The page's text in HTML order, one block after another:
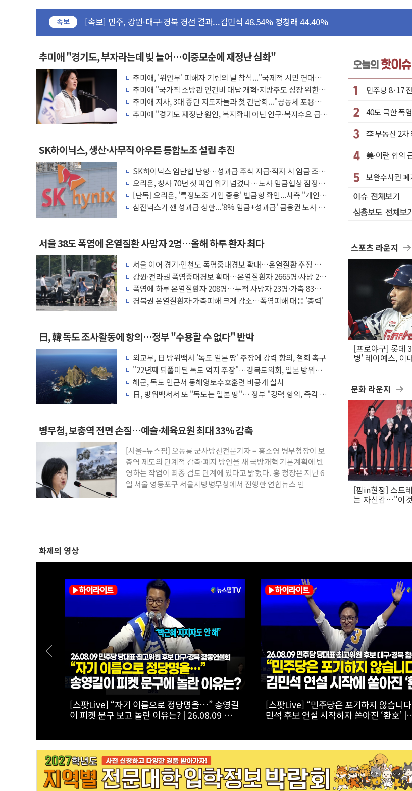
속보
[속보] 민주, 강원·대구·경북 경선 결과...김민석 48.54% 정청래 44.40%
[속보] 민주, 경북 경선 결과 발표...김민석 47.37% 정청래 45.71% 송영길 6.92%
[속보] 민주, 대구 경선 결과 발표...정청래 47.82% 김민석 46.35% 송영길 5.83%
[속보] 민주, 강원 경선 결과 발표...김민석 50.30% 정청래 41.94% 송영길 7.76%
정재헌 CEO, SKT 장기고객 400명 맞이…"마음 잇는 시간 되길"
최태원, 노소영에 9440억 지급 확정되나…재상고 앞두고 막판 셈법
하나금융, 명동 소상공인에 '행복상자' 전달
인천시 광복절 현수막 '태극기 거꾸로' 논란…이틀만에 철거
병무청, 보충역 전면 손질… 예술·체육요원 최대 33% 감축
홈플러스發 대형마트 판매, 역대 최대폭 감소한 9.4%↓…유통업계 양극화 심화
윤준병·이해민 의원, '정부 특사'로 콜롬비아 대통령 취임식 참석
'호우·산사태 주의보' 울진 시간당 30mm 강한 비...호우 피해 없어
여야, 황희 '버스 하우스' 공방…野 "청년 우롱 기괴" vs 與 "송구한 해프닝"
추미애 "경기도, 부자라는데 빚 늘어…이중모순에 재정난 심화"
추미애, '위안부' 피해자 기림의 날 참석..."국제적 시민 연대로
목소리 내야"
추미애 "국가직 소방관 인건비 대납 개혁·지방주도 성장 위한
재정개편 시급"
추미애 지사, 3대 종단 지도자들과 첫 간담회..."공동체 포용에
감사"
추미애 "경기도 재정난 원인, 복지확대 아닌 인구·복지수요 급
SK하이닉스, 생산·사무직 아우른 통합노조 설립 추진
SK하이닉스 임단협 난항…성과급 주식 지급·적자 시 임금 조정
갈등
오리온, 창사 70년 첫 파업 위기 넘겼다…노사 임금협상 잠정합
의
[단독] 오리온, '특정노조 가입 종용' 벌금형 확인...사측 "개인 일
탈, 징계 조치 완료"
삼전닉스가 깬 성과급 상한...'8% 임금+성과급' 금융권 노사 대
서울 38도 폭염에 온열질환 사망자 2명…올해 하루 환자 최다
서울 이어 경기·인천도 폭염중대경보 확대…온열질환 추정 사
망 19명
강원·전라권 폭염중대경보 확대…온열질환자 2665명·사망 23
명
폭염에 하루 온열질환자 208명…누적 사망자 23명·가축 83만
마리 폐사
경북권 온열질환자·가축피해 크게 감소…폭염피해 대응 '총력'
日, 韓 독도 조사활동에 항의…정부 "수용할 수 없다" 반박
외교부, 日 방위백서 '독도 일본 땅' 주장에 강력 항의, 철회 촉구
"22년째 되풀이된 독도 억지 주장"…경북도의회, 일본 방위백
서 강력 규탄
해군, 독도 인근서 동해영토수호훈련 비공개 실시
日, 방위백서서 또 "독도는 일본 땅"… 정부 "강력 항의, 즉각 시
병무청, 보충역 전면 손질…예술·체육요원 최대 33% 감축
[서울=뉴스핌] 오동룡 군사방산전문기자 = 홍소영 병무청장이 보
충역 제도의 단계적 감축·폐지 방안을 새 국방개혁 기본계획에 반
영하는 작업이 최종 검토 단계에 있다고 밝혔다. 홍 청장은 지난 6
일 서울 영등포구 서울지방병무청에서 진행한 연합뉴스 인
민주당 8·17
40도 극한 폭염
李 부동산 2차
美·이란 합의
보완수사권 폐
스포츠 라운지
[프로야구] 롯데
병' 레이예스, 이
문화 라운지
[핌in현장] 스트
는 자신감…"이
화제의 영상
[스팟Live] 역전해야 하는 정청래, 강원 합동 연
설 내내 ‘어머니’ 찾은 이유는?! | 26.08.09 더불
[스팟Live] 정청래 대구 승리에도 1622
강원·TK 경선 이긴 김민석 1위 수성 |